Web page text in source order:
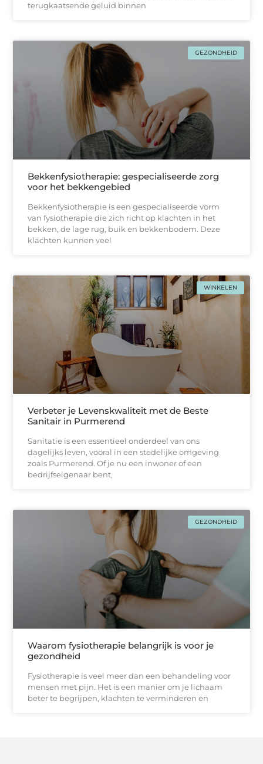
terugkaatsende geluid binnen
GEZONDHEID
Bekkenfysiotherapie: gespecialiseerde zorg
voor het bekkengebied
Bekkenfysiotherapie is een gespecialiseerde vorm
van fysiotherapie die zich richt op klachten in het
bekken, de lage rug, buik en bekkenbodem. Deze
klachten kunnen veel
WINKELEN
Verbeter je Levenskwaliteit met de Beste
Sanitair in Purmerend
Sanitatie is een essentieel onderdeel van ons
dagelijks leven, vooral in een stedelijke omgeving
zoals Purmerend. Of je nu een inwoner of een
bedrijfseigenaar bent,
GEZONDHEID
Waarom fysiotherapie belangrijk is voor je
gezondheid
Fysiotherapie is veel meer dan een behandeling voor
mensen met pijn. Het is een manier om je lichaam
beter te begrijpen, klachten te verminderen en